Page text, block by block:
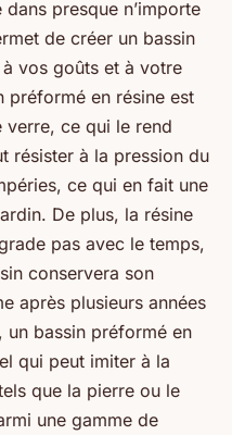
presque n’importe
de créer un bassin
vos goûts et à votre
préformé en résine est
ce qui le rend
résister à la pression du
ce qui en fait une
De plus, la résine
pas avec le temps,
conservera son
après plusieurs années
un bassin préformé en
qui peut imiter à la
que la pierre ou le
une gamme de